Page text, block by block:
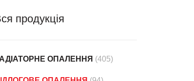
продукція
ОПАЛЕННЯ (405)